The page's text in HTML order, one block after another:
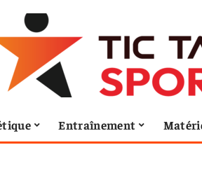
Entraînement